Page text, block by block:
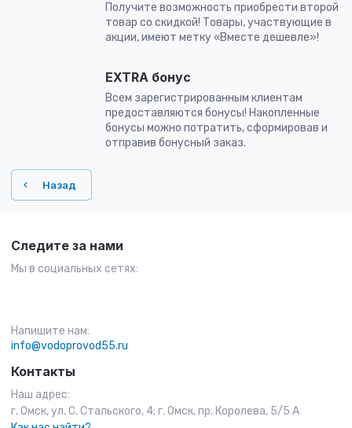
Получите возможность приобрести второй
товар со скидкой! Товары, участвующие в
акции, имеют метку «Вместе дешевле»!
EXTRA бонус
Всем зарегистрированным клиентам
предоставляются бонусы! Накопленные
бонусы можно потратить, сформировав и
отправив бонусный заказ.
Назад
Следите за нами
Мы в социальных сетях:
Напишите нам:
info@vodoprovod55.ru
Контакты
Наш адрес:
г. Омск, ул. С. Стальского, 4; г. Омск, пр. Королева, 5/5 А